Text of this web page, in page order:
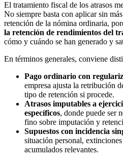
El tratamiento fiscal de los atrasos
No siempre basta con aplicar sin
retención de la nómina ordinaria,
la retención de rendimientos del
cómo y cuándo se han generado y
En términos generales, conviene
Pago ordinario con
empresa ajusta la retribución
tipo de retención si procede.
Atrasos imputables a
específicos, donde puede ser
fino sobre imputación y
Supuestos con incidencia
situación personal,
acumulados relevantes.